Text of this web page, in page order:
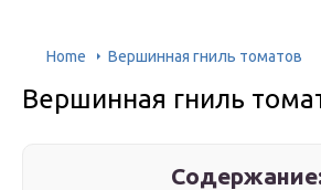
Home Вершинная гниль томатов
Вершинная гниль